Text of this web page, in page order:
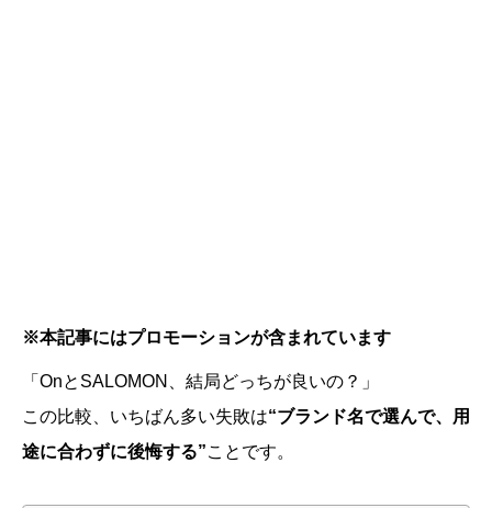
※本記事にはプロモーションが含まれています
「OnとSALOMON、結局どっちが良いの？」
この比較、いちばん多い失敗は“ブランド名で選んで、用
途に合わずに後悔する”ことです。